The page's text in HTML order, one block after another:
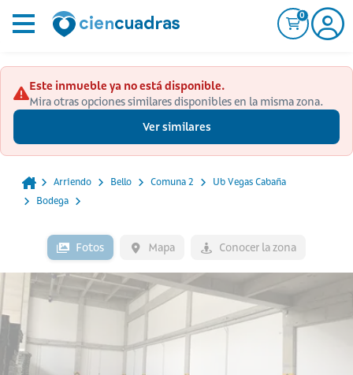
0
Este inmueble ya no está disponible.
Mira otras opciones similares disponibles en la misma zona.
Ver similares
Arriendo Bello Comuna 2
Ub Vegas Cabaña
Bodega
Fotos Mapa Conocer la zona